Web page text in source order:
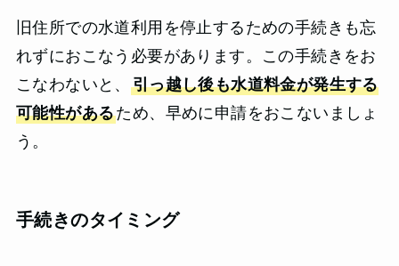
旧住所での水道利用を停止するための手続きも忘
れずにおこなう必要があります。この手続きをお
こなわないと、 引っ越し後も水道料金が発生する
可能性があるため、早めに申請をおこないましょ
う。
手続きのタイミング